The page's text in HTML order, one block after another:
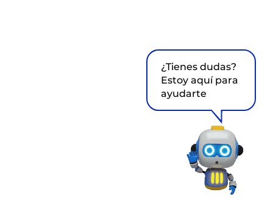
¿Tienes dudas?
Estoy aquí para
ayudarte